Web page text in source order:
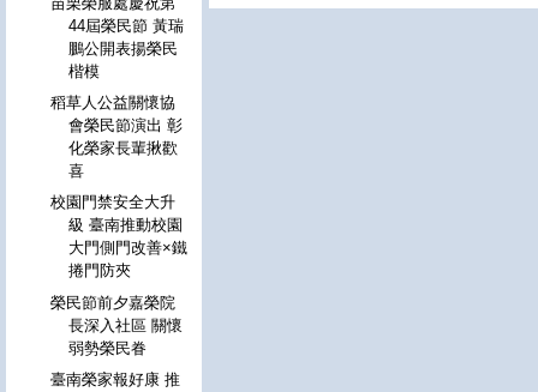
44屆榮民節 黃瑞
鵬公開表揚榮民
楷模
稻草人公益關懷協
會榮民節演出 彰
化榮家長輩揪歡
喜
校園門禁安全大升
級 臺南推動校園
大門側門改善×鐵
捲門防夾
榮民節前夕嘉榮院
長深入社區 關懷
弱勢榮民眷
臺南榮家報好康 推